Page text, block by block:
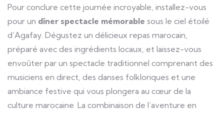
Pour conclure cette journée incroyable, installez-vous
pour un dîner spectacle mémorable sous le ciel étoilé
d’Agafay. Dégustez un délicieux repas marocain,
préparé avec des ingrédients locaux, et laissez-vous
envoûter par un spectacle traditionnel comprenant des
musiciens en direct, des danses folkloriques et une
ambiance festive qui vous plongera au cœur de la
culture marocaine. La combinaison de l’aventure en